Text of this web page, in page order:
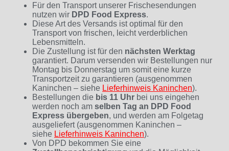
Für den Transport unserer Frischesendungen
nutzen wir DPD Food Express.
Diese Art des Versands ist optimal für den
Transport von frischen, leicht verderblichen
Lebensmitteln.
Die Zustellung ist für den nächsten Werktag
garantiert. Darum versenden wir Bestellungen nur
Montag bis Donnerstag um somit eine kurze
Transportzeit zu garantieren (ausgenommen
Kaninchen – siehe Lieferhinweis Kaninchen).
Bestellungen die bis 11 Uhr bei uns eingehen
werden noch am selben Tag an DPD Food
Express übergeben, und werden am Folgetag
ausgeliefert (ausgenommen Kaninchen –
siehe Lieferhinweis Kaninchen).
Von DPD bekommen Sie eine